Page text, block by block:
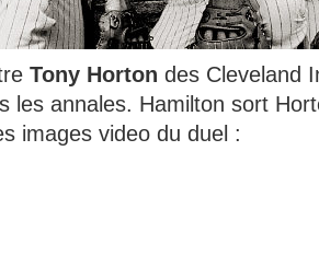
Tony Horton des Cleveland
les annales. Hamilton sort
images video du duel :